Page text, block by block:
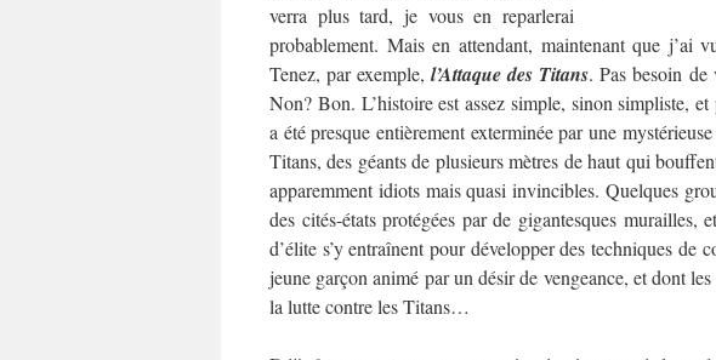
verra plus tard, je vous en reparlerai
probablement. Mais en attendant, maintenant que j’ai
Tenez, par exemple,l’Attaque des Titans. Pas besoin de
Non? Bon. L’histoire est assez simple, sinon simpliste,
a été presque entièrement exterminée par une
Titans, des géants de plusieurs mètres de haut qui
apparemment idiots mais quasi invincibles. Quelques
des cités-états protégées par de gigantesques murailles,
d’élite s’y entraînent pour développer des techniques de
jeune garçon animé par un désir de vengeance, et dont
la lutte contre les Titans…